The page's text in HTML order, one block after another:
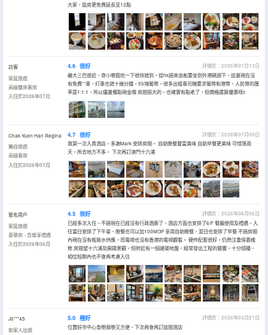
大家，退房更免費延長至12點
訪客
家庭旅遊
高級雙床客房
入住於2026年07月
4.6 很好
評價於：2026年07月13日
離大三巴很近，穿小巷逛吃一下很快就到，從hk過來坐船要坐到外港碼頭下，這裏現在沒
有免費**車，打車也就十幾分鍾，55塊葡幣，很多出租車司機要求葡幣和港幣、人民幣的匯
率是1:1:1，所以儘量備點現金哦 房間挺大的，也確實有點老了，但價格還算優惠呀z
Chak Yuen Han Regina
獨自旅遊
高級客房
入住於2026年07月
4.7 很好
評價於：2026年07月09日
我第一次入貴酒店，多謝Mark 安排房間。 自助晚餐豐富美味 自助早餐更美味 可惜落雨
天，所去地方不多。 下次再訂澳門十六浦
匿名用戶
家庭旅遊
豪華房 - 含尊享禮遇
入住於2026年06月
4.5 很好
評價於：2026年06月06日
已經多次入住，不過現在已經沒有行政酒廊了，酒店方面也安排了6/F 餐廳使用及禮遇。入
住當日安排了下午茶、晚餐也可以加100MOP 享用自助晚餐，翌日也安排了早餐 不過房間
內現在沒有瓶裝水供應，而電視也沒有香港的電視觀看。 硬件配套很好，仍然注重保養維
修 房間望十六浦及開揚景觀，但附近有一個建築地盤，經常發出工程的聲響，十分煩擾，
相信短期內也不會再考慮入住
J0***45
和家人出遊
5.0 極好
評價於：2026年03月21日
位置好市中心食嘢買嘢又方便，下次再會再訂這間酒店